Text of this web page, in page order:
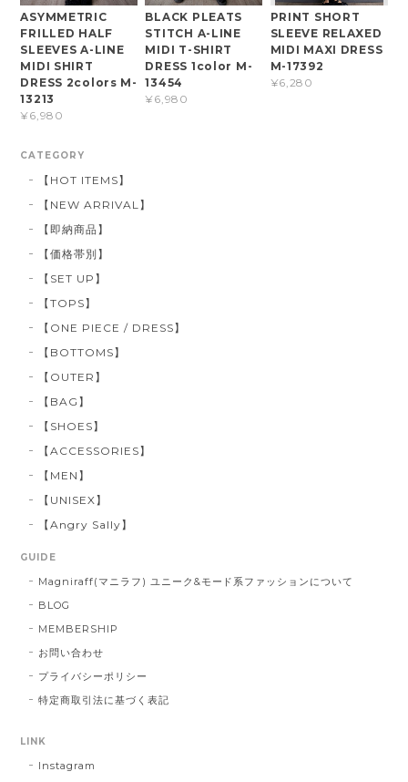
ASYMMETRIC
FRILLED HALF
SLEEVES A-LINE
MIDI SHIRT
DRESS 2colors M-
13213
¥6,980
BLACK PLEATS
STITCH A-LINE
MIDI T-SHIRT
DRESS 1color M-
13454
¥6,980
PRINT SHORT
SLEEVE RELAXED
MIDI MAXI DRESS
M-17392
¥6,280
CATEGORY
【HOT ITEMS】
【NEW ARRIVAL】
【即納商品】
【価格帯別】
【SET UP】
【TOPS】
【ONE PIECE / DRESS】
【BOTTOMS】
【OUTER】
【BAG】
【SHOES】
【ACCESSORIES】
【MEN】
【UNISEX】
【Angry Sally】
GUIDE
Magniraff(マニラフ) ユニーク&モード系ファッションについて
BLOG
MEMBERSHIP
お問い合わせ
プライバシーポリシー
特定商取引法に基づく表記
LINK
Instagram